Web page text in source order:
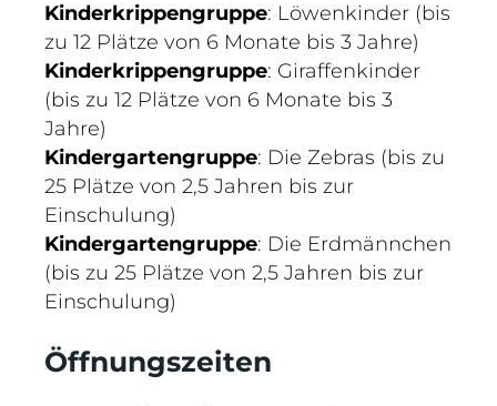
Kinderkrippengruppe: Löwenkinder (bis
zu 12 Plätze von 6 Monate bis 3 Jahre)
Kinderkrippengruppe: Giraffenkinder
(bis zu 12 Plätze von 6 Monate bis 3
Jahre)
Kindergartengruppe: Die Zebras (bis zu
25 Plätze von 2,5 Jahren bis zur
Einschulung)
Kindergartengruppe: Die Erdmännchen
(bis zu 25 Plätze von 2,5 Jahren bis zur
Einschulung)
Öffnungszeiten